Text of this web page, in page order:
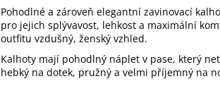
Pohodlné a zároveň elegantní zavinovací
pro jejich splývavost, lehkost a maximální
outfitu vzdušný, ženský vzhled.
Kalhoty mají pohodlný náplet v pase, který
hebký na dotek, pružný a velmi příjemný na